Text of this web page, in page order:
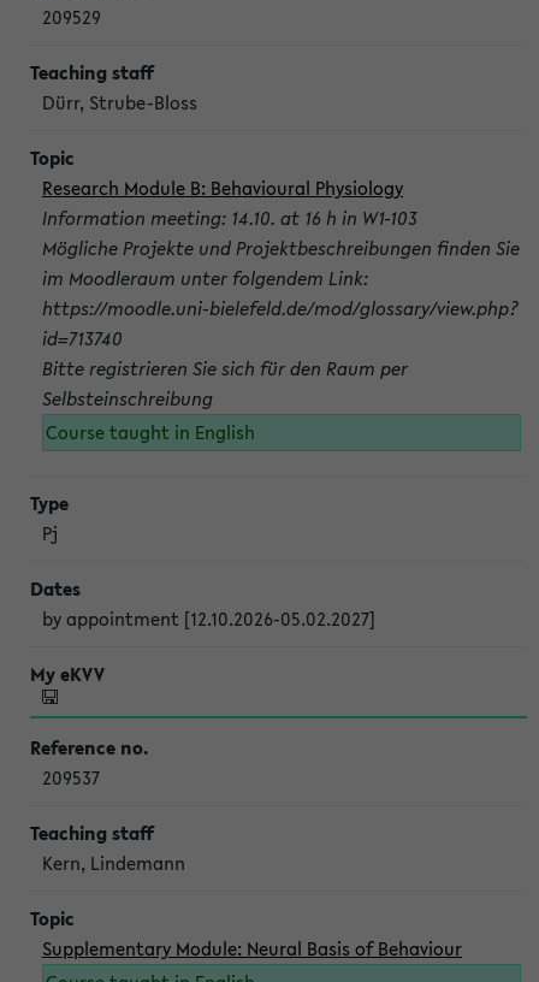
209529
Dürr, Strube-Bloss
Research Module B: Behavioural Physiology
Information meeting: 14.10. at 16 h in W1-103
Mögliche Projekte und Projektbeschreibungen finden Sie
im Moodleraum unter folgendem Link:
https://moodle.uni-bielefeld.de/mod/glossary/view.php?
id=713740
Bitte registrieren Sie sich für den Raum per
Selbsteinschreibung
Course taught in English
Pj
by appointment [12.10.2026-05.02.2027]
209537
Kern, Lindemann
Supplementary Module: Neural Basis of Behaviour